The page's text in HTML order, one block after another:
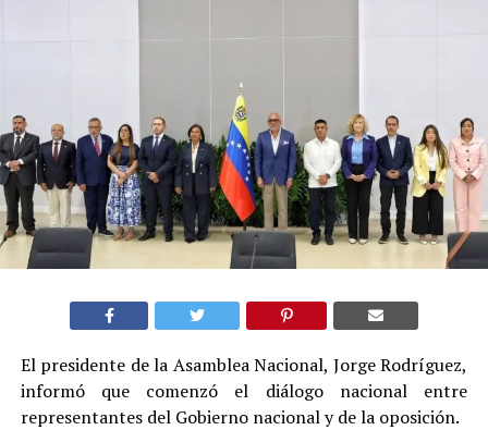
El presidente de la Asamblea Nacional, Jorge Rodríguez,
informó que comenzó el diálogo nacional entre
representantes del Gobierno nacional y de la oposición.